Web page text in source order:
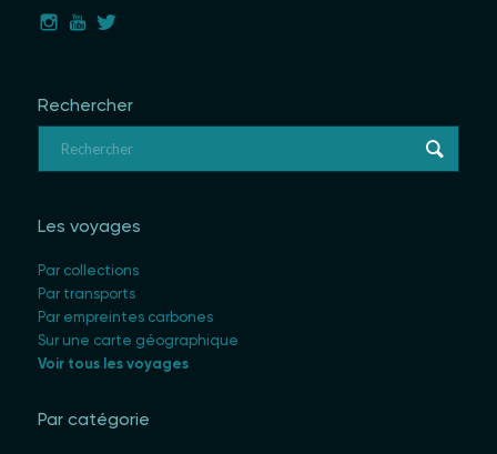
Rechercher
Les voyages
Par collections
Par transports
Par empreintes carbones
Sur une carte géographique
Voir tous les voyages
Par catégorie